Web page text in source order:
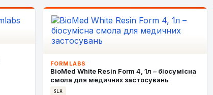
FORMLABS
BioMed White Resin Form 4, 1л – біосумісна
смола для медичних застосувань
SLA